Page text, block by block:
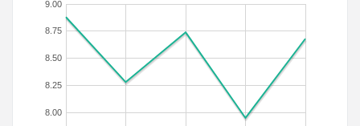
8.00
8.25
8.50
8.75
9.00